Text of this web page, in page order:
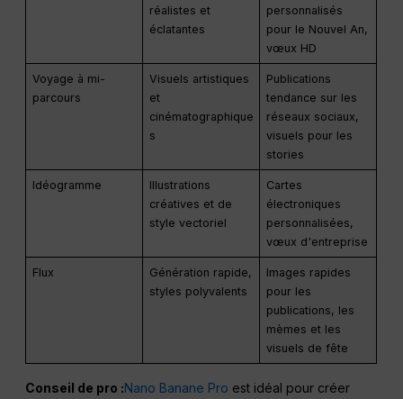
réalistes et
éclatantes
personnalisés
pour le Nouvel An,
vœux HD
Voyage à mi-
parcours
Visuels artistiques
et
cinématographique
s
Publications
tendance sur les
réseaux sociaux,
visuels pour les
stories
Idéogramme
Illustrations
créatives et de
style vectoriel
Cartes
électroniques
personnalisées,
vœux d'entreprise
Flux
Génération rapide,
styles polyvalents
Images rapides
pour les
publications, les
mèmes et les
visuels de fête
Conseil de pro :Nano Banane Pro est idéal pour créer